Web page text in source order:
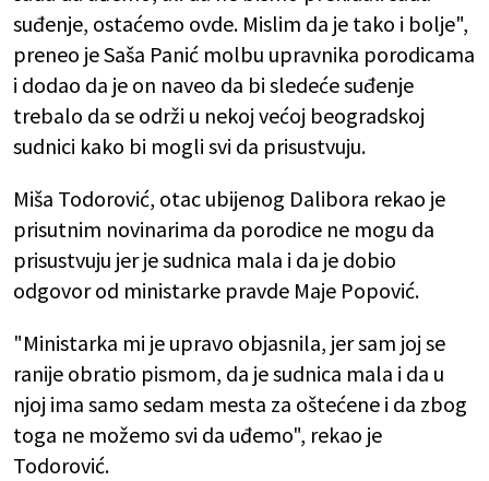
suđenje, ostaćemo ovde. Mislim da je tako i bolje",
preneo je Saša Panić molbu upravnika porodicama
i dodao da je on naveo da bi sledeće suđenje
trebalo da se održi u nekoj većoj beogradskoj
sudnici kako bi mogli svi da prisustvuju.
Miša Todorović, otac ubijenog Dalibora rekao je
prisutnim novinarima da porodice ne mogu da
prisustvuju jer je sudnica mala i da je dobio
odgovor od ministarke pravde Maje Popović.
"Ministarka mi je upravo objasnila, jer sam joj se
ranije obratio pismom, da je sudnica mala i da u
njoj ima samo sedam mesta za oštećene i da zbog
toga ne možemo svi da uđemo", rekao je
Todorović.